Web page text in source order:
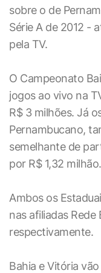
sobre o de
Série A de 2012 -
pela TV.
O Campeonato
jogos ao vivo na
R$ 3 milhões. Já
Pernambucano,
semelhante de
por R$ 1,32 milhão.
Ambos os
nas afiliadas Rede
respectivamente.
Bahia e Vitória